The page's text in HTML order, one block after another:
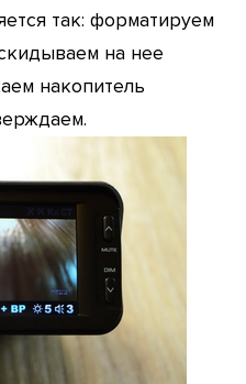
так: форматируем
на нее
накопитель